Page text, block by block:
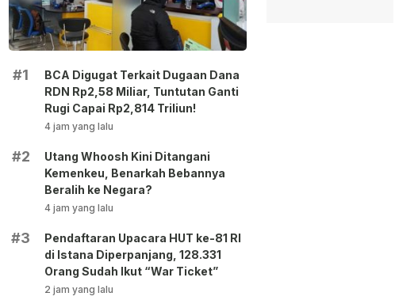
#1
BCA Digugat Terkait Dugaan Dana
RDN Rp2,58 Miliar, Tuntutan Ganti
Rugi Capai Rp2,814 Triliun!
4 jam yang lalu
#2
Utang Whoosh Kini Ditangani
Kemenkeu, Benarkah Bebannya
Beralih ke Negara?
4 jam yang lalu
#3
Pendaftaran Upacara HUT ke-81 RI
di Istana Diperpanjang, 128.331
Orang Sudah Ikut “War Ticket”
2 jam yang lalu